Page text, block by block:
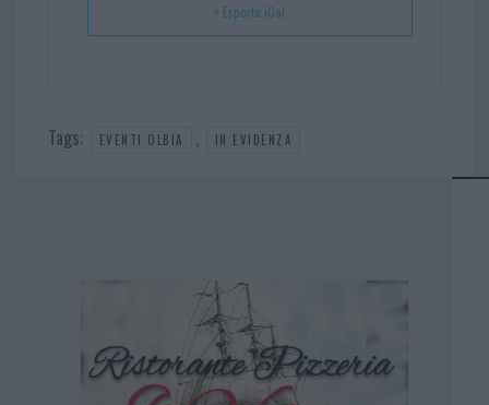
+ Esporta iCal
Tags: EVENTI OLBIA , IN EVIDENZA